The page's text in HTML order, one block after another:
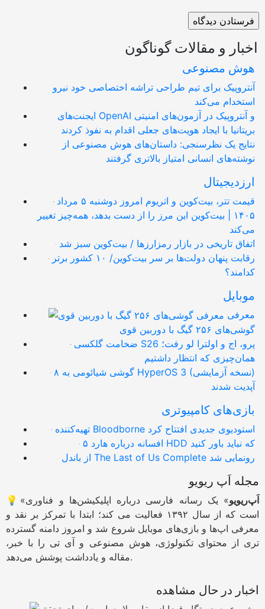
اخبار و مقالات گوناگون
هوش مصنوعی
آنتروپیک برای تیم طراحی تراشه اختصاصی خود نیرو
استخدام می‌کند
ایجنت‌های OpenAI و آنتروپیک در آزمون‌های امنیتی
بریتانیا با ایجاد هویت‌های جعلی اقدام به نفوذ کردند
نتایج یک نظرسنجی: داستان‌های هوش مصنوعی از
نوشته‌های انسانی امتیاز بالاتری گرفتند
ارزدیجیتال
قیمت تتر، بیت‌کوین و اتریوم امروز دوشنبه ۵ مرداد
۱۴۰۵ | بیت‌کوین این مرز را از دست بدهد، همه‌چیز تغییر
می‌کند
اتفاق تاریخی در بازار رمزارزها / بیت‌کوین سبز شد
رقابت پنهان دولت‌ها بر سر بیت‌کوین/ ۱۰ کشور برتر
کدامند؟
موبایل
معرفی
گوشی‌های ۲۵۶ گیگ با دوربین قوی
ضخامت گلکسی S26 پرو، اج و اولترا لو رفت؛
همان‌چیزی که انتظار داشتیم
۸ گوشی شیائومی به HyperOS 3 (نسخه آزمایشی)
آپدیت شدند
بازی‌های کامپیوتری
تهیه‌کننده Bloodborne استودیوی جدیدی افتتاح کرد
۵ افسانه درباره هارد HDD که نباید باور کنید
از باندل The Last of Us Complete رونمایی شد
مجله اَپ ریویو
💡« اَپ‌ریویو» یک رسانه فارسی درباره اپلیکیشن‌ها و فناوری
است که از سال ۱۳۹۲ فعالیت می کند؛ ابتدا با تمرکز بر نقد و
معرفی اپ‌ها و بازی‌های موبایل شروع شد و امروز دامنه گسترده
تری از محتوای تکنولوژی، هوش مصنوعی و آی تی را با خبر،
مقاله و یادداشت پوشش می‌دهد.
اخبار در حال مشاهده